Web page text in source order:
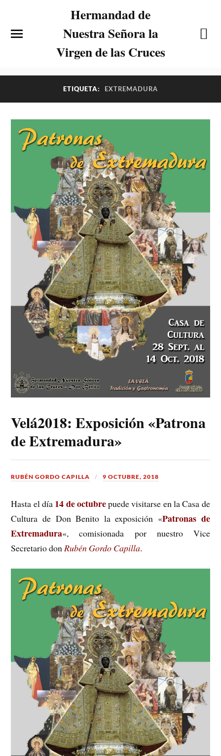
Hermandad de
Nuestra Señora la
Virgen de las Cruces
ETIQUETA: EXTREMADURA
Velá2018: Exposición «Patrona
de Extremadura»
RUBÉN GORDO CAPILLA 9 OCTUBRE, 2018
Hasta el día 14 de octubrepuede visitarse en la Casa de
Cultura de Don Benito la exposición «Patronas de
Extremadura«, comisionada por nuestro Vice
Secretario donRubén Gordo Capilla.